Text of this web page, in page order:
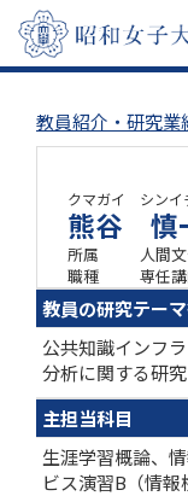
教員紹介・研究業
クマガイ シンイ
熊谷 慎
所属
人間
職種
専任
教員の研究テー
公共知識インフ
分析に関する研究
主担当科目
生涯学習概論、
ビス演習B（情